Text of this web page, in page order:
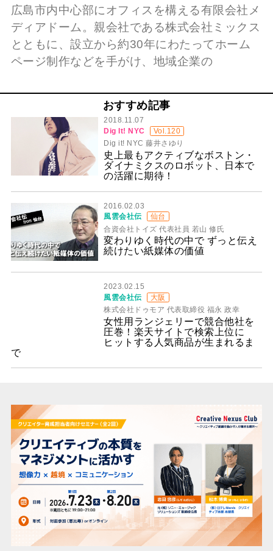
広島市内中心部にオフィスを構える有限会社メ
ディアドーム。親会社である株式会社ミックス
とともに、設立から約30年にわたってホーム
ページ制作などを手がけ、地域企業の
おすすめ記事
2018.11.07
Dig It! NYC
Vol.120
Dig it! NYC 藤井さゆり
史上最もアクティブなボストン・
ダイナミクスのロボット、日本で
の活躍に期待！
2016.02.03
風雲会社伝
仙台
合資会社トイズ 代表社員 若山 修氏
変わりゆく時代の中で ずっと伝え
続けたい紙媒体の価値
2023.02.15
風雲会社伝
大阪
株式会社ドゥモア 代表取締役 福永 政幸
女性用ランジェリーで競合他社を
圧巻！楽天サイトで検索上位に
ヒットする人気商品が生まれるま
で